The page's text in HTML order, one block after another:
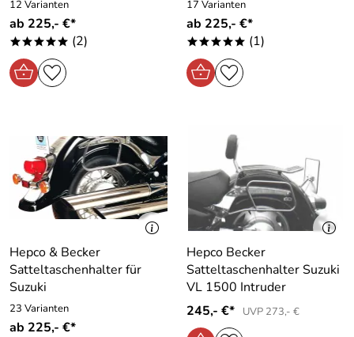
12 Varianten
ab 225,- €*
***** (2)
17 Varianten
ab 225,- €*
***** (1)
Hepco & Becker
Satteltaschenhalter für
Suzuki
23 Varianten
ab 225,- €*
Hepco Becker
Satteltaschenhalter Suzuki
VL 1500 Intruder
245,- €*
UVP 273,- €